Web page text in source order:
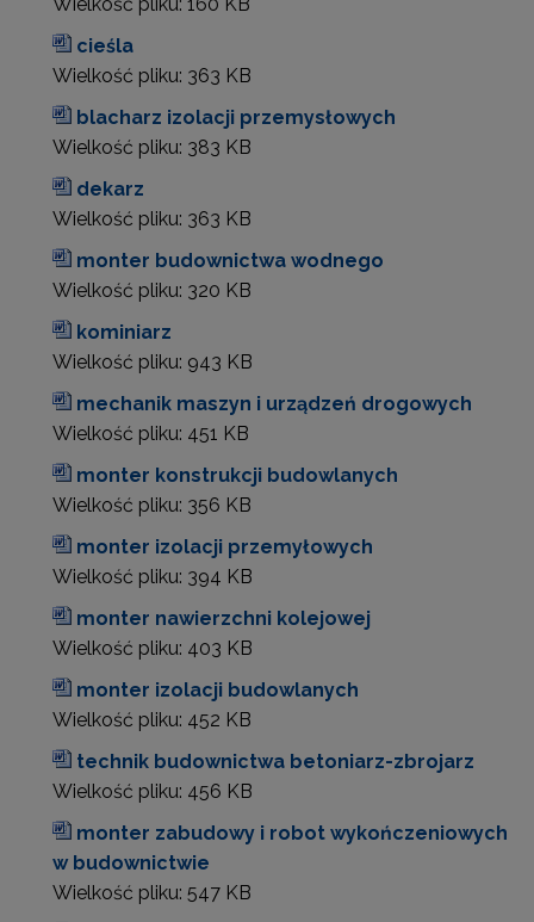
cieśla
Wielkość pliku: 363 KB
blacharz izolacji przemysłowych
Wielkość pliku: 383 KB
dekarz
Wielkość pliku: 363 KB
monter budownictwa wodnego
Wielkość pliku: 320 KB
kominiarz
Wielkość pliku: 943 KB
mechanik maszyn i urządzeń drogowych
Wielkość pliku: 451 KB
monter konstrukcji budowlanych
Wielkość pliku: 356 KB
monter izolacji przemyłowych
Wielkość pliku: 394 KB
monter nawierzchni kolejowej
Wielkość pliku: 403 KB
monter izolacji budowlanych
Wielkość pliku: 452 KB
technik budownictwa betoniarz-zbrojarz
Wielkość pliku: 456 KB
monter zabudowy i robot wykończeniowych
w budownictwie
Wielkość pliku: 547 KB